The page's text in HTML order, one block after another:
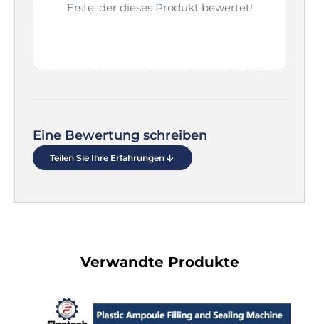
Erste, der dieses Produkt bewertet!
Eine Bewertung schreiben
Teilen Sie Ihre Erfahrungen
Verwandte Produkte